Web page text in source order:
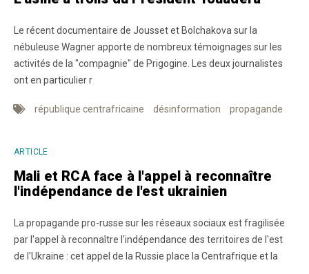
Le récent documentaire de Jousset et Bolchakova sur la
nébuleuse Wagner apporte de nombreux témoignages sur les
activités de la "compagnie" de Prigogine. Les deux journalistes
ont en particulier r
république centrafricaine désinformation propagande
ARTICLE
Mali et RCA face à l'appel à reconnaître
l'indépendance de l'est ukrainien
La propagande pro-russe sur les réseaux sociaux est fragilisée
par l'appel à reconnaître l'indépendance des territoires de l'est
de l'Ukraine : cet appel de la Russie place la Centrafrique et la